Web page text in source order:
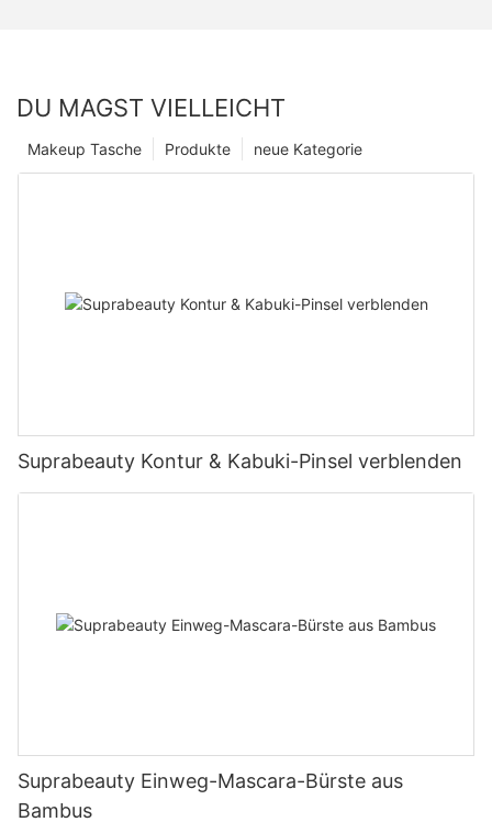
DU MAGST VIELLEICHT
neue Kategorie
Produkte
Makeup Tasche
Suprabeauty Kontur & Kabuki-Pinsel verblenden
Suprabeauty Einweg-Mascara-Bürste aus
Bambus